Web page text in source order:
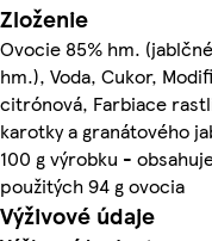
Zloženie
Ovocie 85% hm.
hm.), Voda, Cukor,
citrónová, Farbiace
karotky a granátového
100 g výrobku -
použitých 94 g ovocia
Výživové údaje